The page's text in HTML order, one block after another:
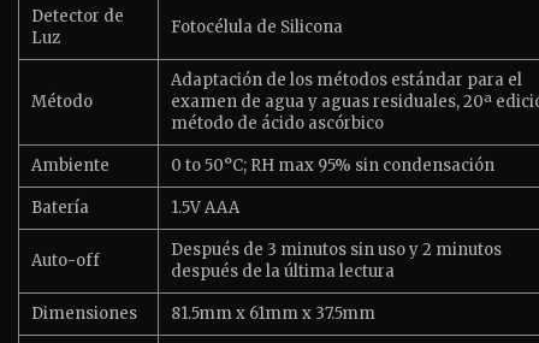
Detector de
Luz
Fotocélula de Silicona
Método
Adaptación de los métodos estándar para el
examen de agua y aguas residuales, 20ª
método de ácido ascórbico
Ambiente 0 to 50°C; RH max 95% sin condensación
Batería 1.5V AAA
Auto-off
Después de 3 minutos sin uso y 2 minutos
después de la última lectura
Dimensiones 81.5mm x 61mm x 37.5mm